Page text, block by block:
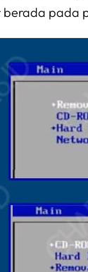
berada pada